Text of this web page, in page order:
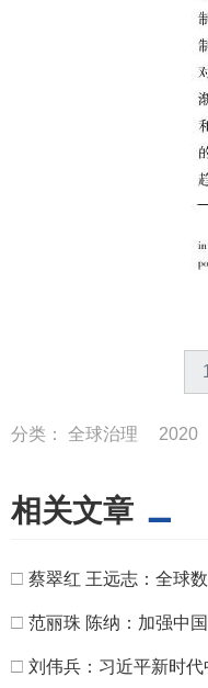
分类： 全球治理 2020
相关文章
□ 蔡翠红 王远志：全球
□ 范丽珠 陈纳：加强中
□ 刘伟兵：习近平新时